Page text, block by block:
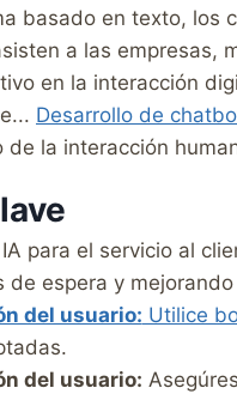
basado en texto,
a las empresas,
en la interacción
Desarrollo de
la interacción
para el servicio al
de espera y
del usuario: Utilice
del usuario: